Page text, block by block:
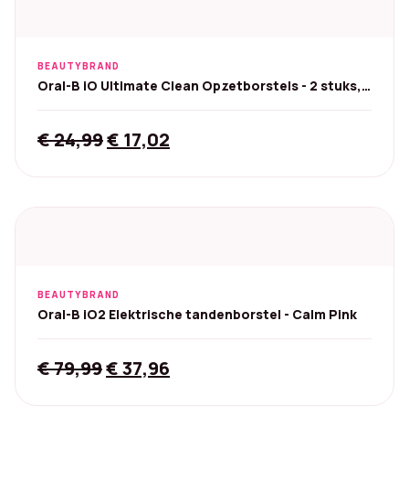
BEAUTYBRAND
Oral-B iO Ultimate Clean Opzetborstels - 2 stuks,
€24,99Original
€ 24,99.
€ 17,02
€ 17,02.
BEAUTYBRAND
Oral-B iO2 Elektrische tandenborstel - Calm Pink
€79,99Original
€37,96